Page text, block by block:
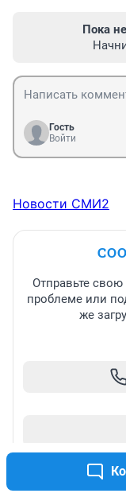
Пока
Гость
Войти
Новости СМИ2
Отправьте
проблеме или
же